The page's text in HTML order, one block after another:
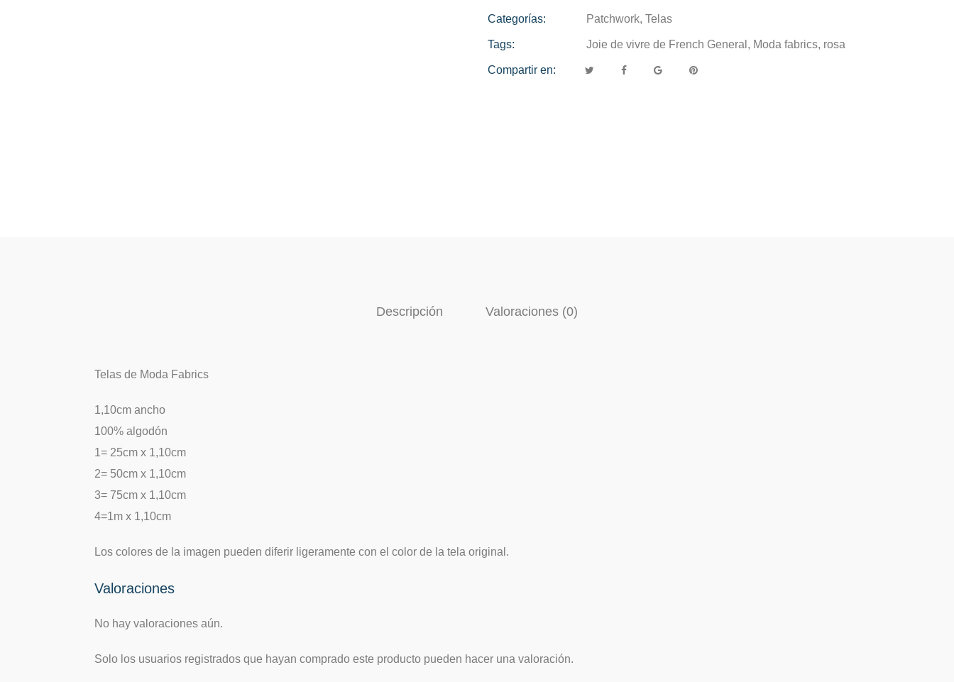
Categorías: Patchwork, Telas
Tags: Joie de vivre de French General , Moda fabrics, rosa
Compartir en:
Descripción Valoraciones (0)
Telas de Moda Fabrics
1,10cm ancho
100% algodón
1= 25cm x 1,10cm
2= 50cm x 1,10cm
3= 75cm x 1,10cm
4=1m x 1,10cm
Los colores de la imagen pueden diferir ligeramente con el color de la tela original.
Valoraciones
No hay valoraciones aún.
Solo los usuarios registrados que hayan comprado este producto pueden hacer una valoración.